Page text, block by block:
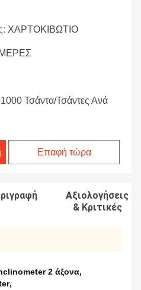
ΧΑΡΤΟΚΙΒΩΤΙΟ
1000 Τσάντα/τσάντες Ανά
Επαφή τώρα
Αξιολογήσεις
& Κριτικές
2 άξονα,
,